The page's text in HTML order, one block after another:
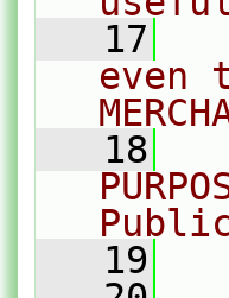
   17
even
   18
   19